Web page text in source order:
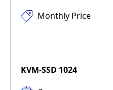
Monthly Price
KVM-SSD 1024